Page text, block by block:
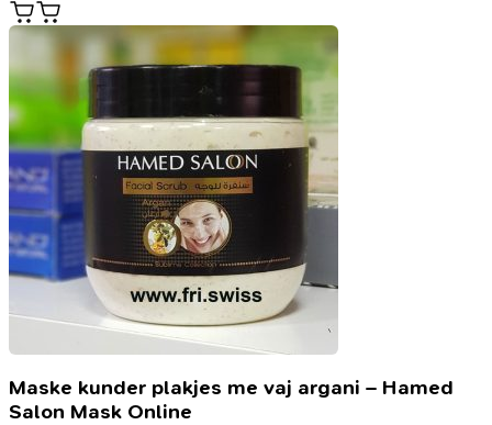
Maske kunder plakjes me vaj argani – Hamed
Salon Mask Online